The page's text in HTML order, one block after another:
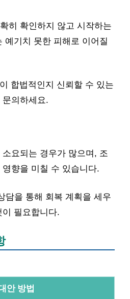
히 확인하지 않고 시작하는
예기치 못한 피해로 이어질
합법적인지 신뢰할 수 있는
의하세요.
요되는 경우가 많으며, 조
향을 미칠 수 있습니다.
담을 통해 회복 계획을 세우
필요합니다.
안 방법